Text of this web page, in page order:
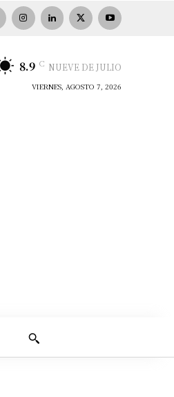
8.9 C NUEVE DE JULIO
VIERNES, AGOSTO 7, 2026